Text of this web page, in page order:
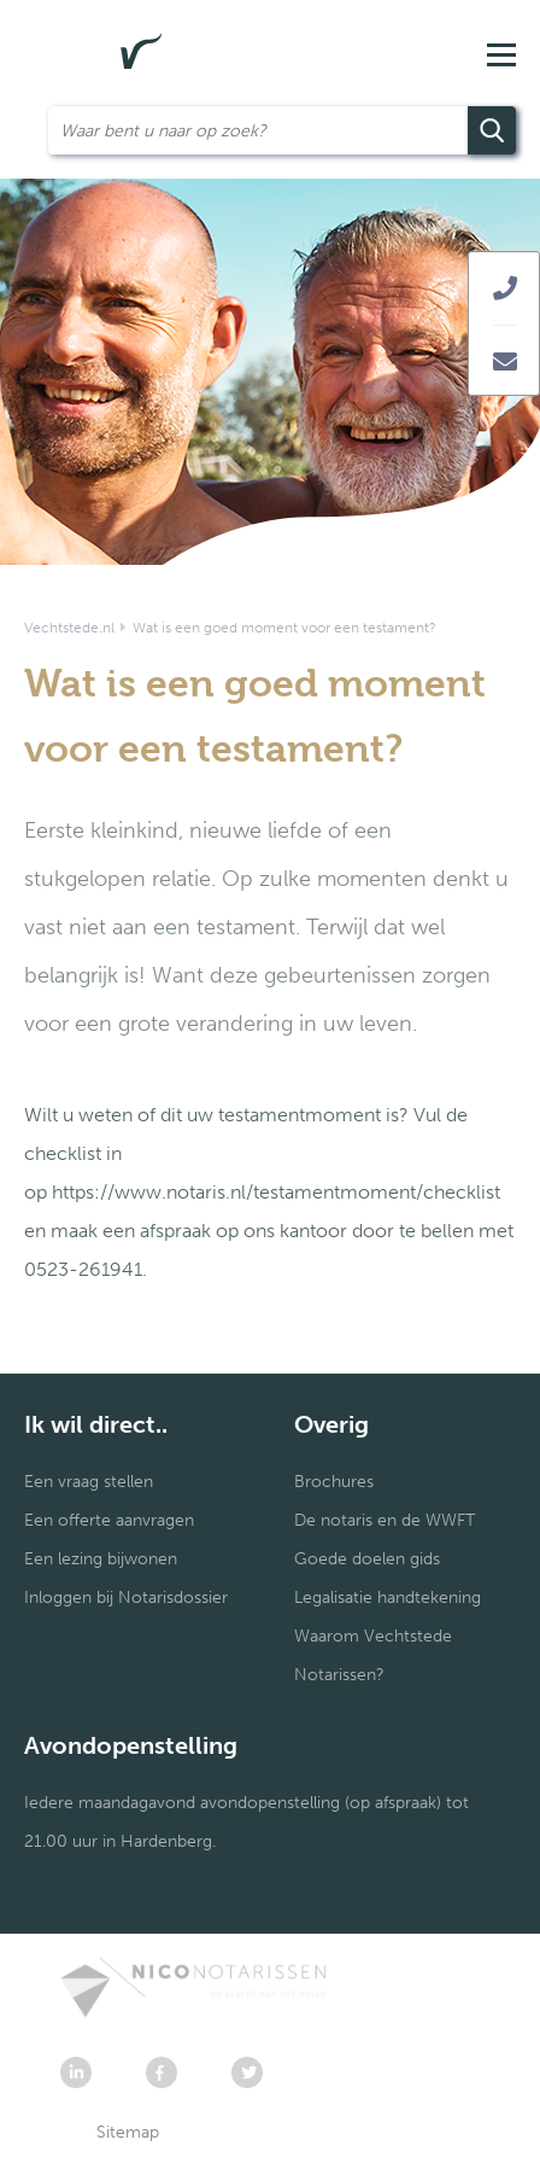
Vechtstede.nl Wat is een goed moment voor een testament?
Wat is een goed moment
voor een testament?
Eerste kleinkind, nieuwe liefde of een
stukgelopen relatie. Op zulke momenten denkt u
vast niet aan een testament. Terwijl dat wel
belangrijk is! Want deze gebeurtenissen zorgen
voor een grote verandering in uw leven.
Wilt u weten of dit uw testamentmoment is? Vul de
checklist in
op https://www.notaris.nl/testamentmoment/checklist
en maak een afspraak op ons kantoor door te bellen met
0523-261941.
Ik wil direct..
Een vraag stellen
Een offerte aanvragen
Een lezing bijwonen
Inloggen bij Notarisdossier
Overig
Brochures
De notaris en de WWFT
Goede doelen gids
Legalisatie handtekening
Waarom Vechtstede
Notarissen?
Avondopenstelling
Iedere maandagavond avondopenstelling (op afspraak) tot
21.00 uur in Hardenberg.
Sitemap